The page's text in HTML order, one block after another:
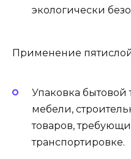
экологически
Применение
Упаковка бытовой
мебели,
товаров,
транспортировке.